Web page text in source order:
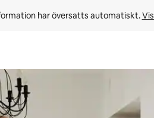
har översatts automatiskt.